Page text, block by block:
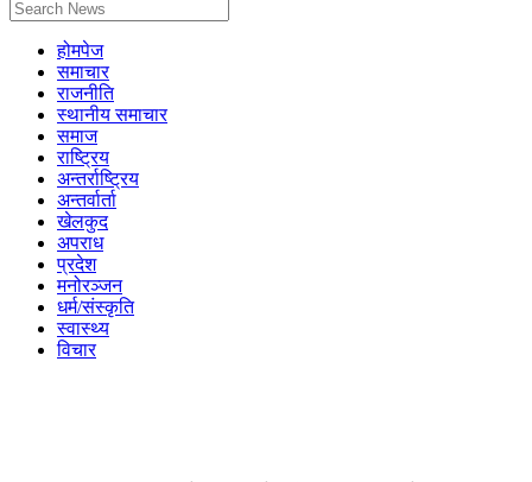
होमपेज
समाचार
राजनीति
स्थानीय समाचार
समाज
राष्ट्रिय
अन्तर्राष्ट्रिय
अन्तर्वार्ता
खेलकुद
अपराध
प्रदेश
मनोरञ्जन
धर्म/संस्कृति
स्वास्थ्य
विचार